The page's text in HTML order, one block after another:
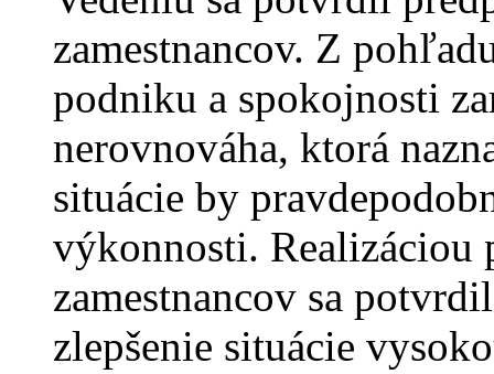
zamestnancov. Z
podniku a spokojnosti
nerovnováha, ktorá
situácie by
výkonnosti. Realizáciou
zamestnancov sa
zlepšenie situácie